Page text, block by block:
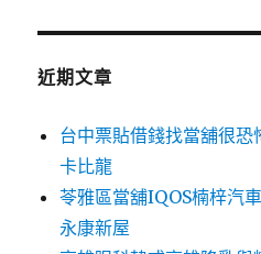
鍵
近期文章
台中票貼借錢找當舖很
卡比龍
苓雅區當舖IQOS楠梓汽
永康新屋